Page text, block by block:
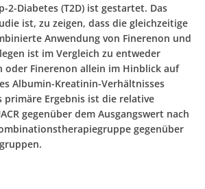
2-Diabetes (T2D) ist gestartet. Das
ist, zu zeigen, dass die gleichzeitige
Anwendung von Finerenon und
ist im Vergleich zu entweder
oder Finerenon allein im Hinblick auf
Albumin-Kreatinin-Verhältnisses
primäre Ergebnis ist die relative
gegenüber dem Ausgangswert nach
gegenüber